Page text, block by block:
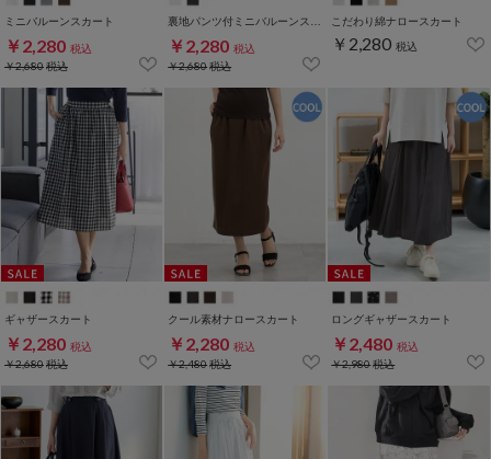
ミニバルーンスカート
￥2,280 税込
￥2,680税込
￥2,280 税込
￥2,680税込
こだわり綿ナロースカート
￥2,280 税込
ギャザースカート
￥2,280 税込
￥2,680税込
クール素材ナロースカート
￥2,280 税込
￥2,480税込
ロングギャザースカート
￥2,480 税込
￥2,980税込